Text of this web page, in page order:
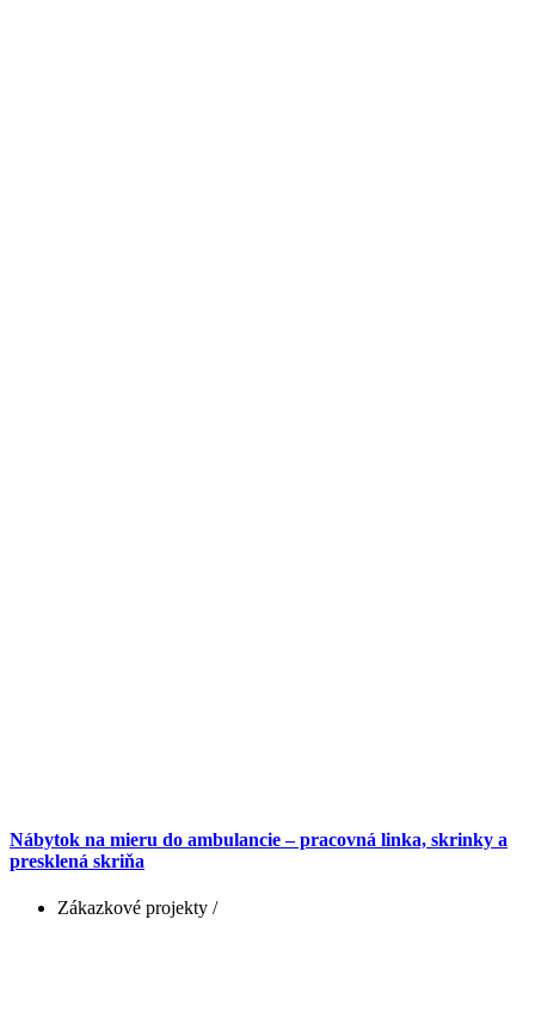
Nábytok na mieru do ambulancie – pracovná linka, skrinky a
presklená skriňa
Zákazkové projekty /